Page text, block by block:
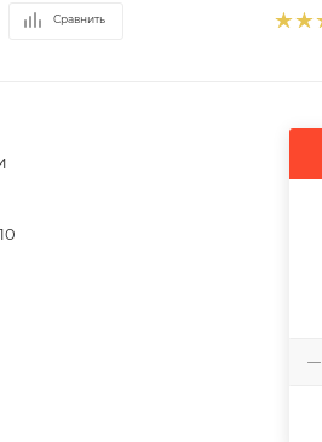
Сравнить
10